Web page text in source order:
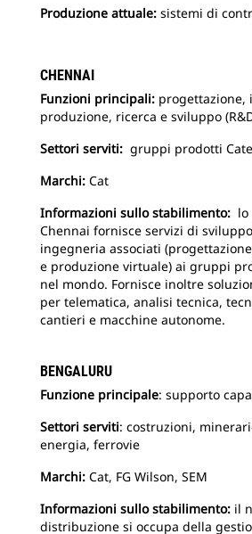
Produzione attuale: sistemi di
CHENNAI
Funzioni principali: progettazione,
produzione, ricerca e sviluppo
Settori serviti: gruppi prodotti
Marchi: Cat
Informazioni sullo stabilimento:
Chennai fornisce servizi di
ingegneria associati
e produzione virtuale) ai gruppi
nel mondo. Fornisce inoltre
per telematica, analisi tecnica,
cantieri e macchine autonome.
BENGALURU
Funzione principale: supporto
Settori serviti: costruzioni,
energia, ferrovie
Marchi: Cat, FG Wilson, SEM
Informazioni sullo stabilimento: il
distribuzione si occupa della